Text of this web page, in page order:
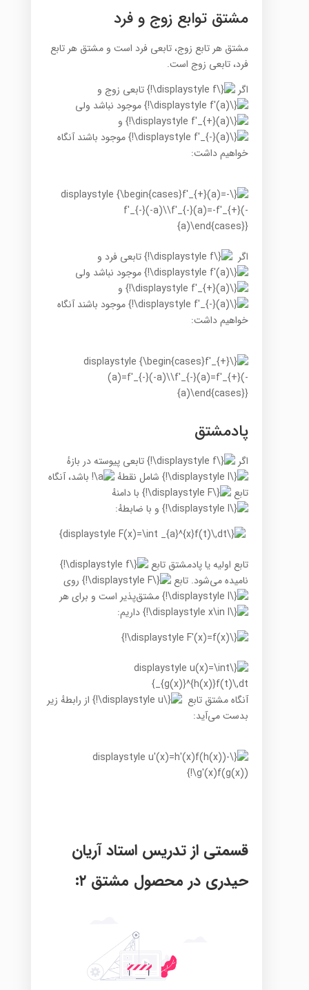
مشتق توابع زوج و فرد
مشتق هر تابع زوج، تابعی فرد است و مشتق هر تابع
فرد، تابعی زوج است.
اگر
تابعی زوج و
موجود نباشد ولی
و
موجود باشند آنگاه
خواهیم داشت:
اگر
تابعی فرد و
موجود نباشد ولی
و
موجود باشند آنگاه
خواهیم داشت:
پادمشتق
اگر
تابعی پیوسته در بازهٔ
شامل نقطهٔ
باشد، آنگاه
تابع
با دامنهٔ
و با ضابطهٔ:
تابع اولیه یا پادمشتق تابع
نامیده می‌شود. تابع
روی
مشتق‌پذیر است و برای هر
داریم:
آنگاه مشتق تابع
از رابطهٔ زیر
بدست می‌آید:
قسمتی از تدریس استاد آریان
حیدری در محصول مشتق ۲: